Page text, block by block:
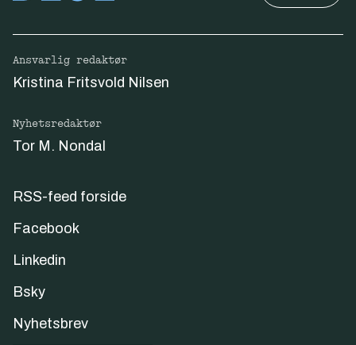
Ansvarlig redaktør
Kristina Fritsvold Nilsen
Nyhetsredaktør
Tor M. Nondal
RSS-feed forside
Facebook
Linkedin
Bsky
Nyhetsbrev